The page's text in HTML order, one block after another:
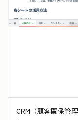
CRM（顧客関係管